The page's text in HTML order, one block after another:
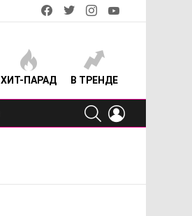
facebooktwitterinstagram
ХИТ-ПАРАД В ТРЕНДЕ
SEARCH